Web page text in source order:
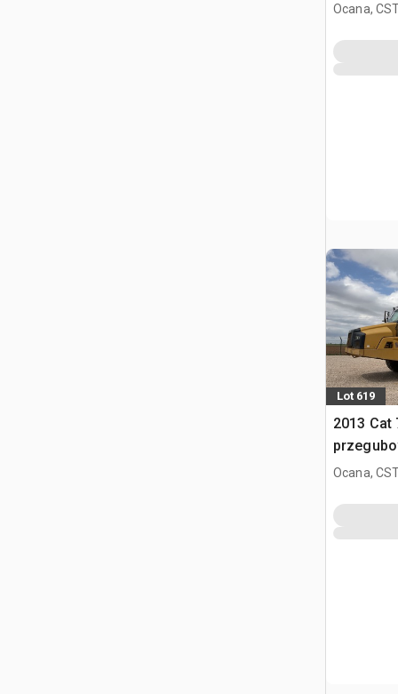
Ocana,
Lot 619
2013 Cat
Ocana,